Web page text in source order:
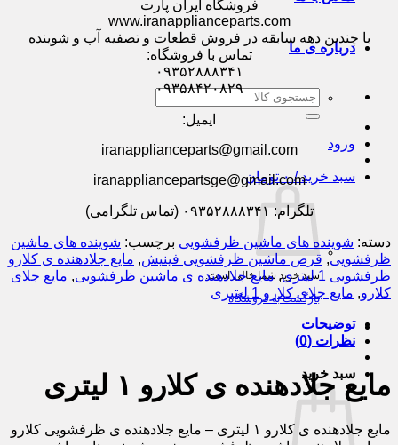
درباره ی ما
جستجو
برای:
ورود
سبد خرید /۰ تومان
سبد خرید شما خالی است.
بازگشت به فروشگاه
سبد خرید
فروشگاه ایران پارت
www.iranapplianceparts.com
با چندین دهه سابقه در فروش قطعات و تصفیه آب و شوینده
تماس با فروشگاه:
۰۹۳۵۲۸۸۸۳۴۱
۰۹۳۵۸۴۲۰۸۲۹
ایمیل:
iranapplianceparts@gmail.com
iranappliancepartsge@gmail.com
تلگرام: ۰۹۳۵۲۸۸۸۳۴۱ (تماس تلگرامی)
دسته: شوینده های ماشین ظرفشویی برچسب: شوینده های ماشین
ظرفشویی, قرص ماشین ظرفشویی فینیش, مایع جلادهنده ی کلارو
ظرفشویی 1 لیتری
,مایع جلادهنده ی ماشین ظرفشویی, مایع جلای
کلارو, مایع جلای کلارو 1 لیتیری
توضیحات
نظرات (0)
مایع جلادهنده ی کلارو ۱ لیتری
مایع جلادهنده ی کلارو ۱ لیتری – مایع جلادهنده ی ظرفشویی کلارو